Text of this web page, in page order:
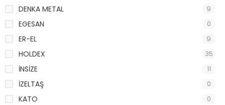
DENKA METAL 9
EGESAN 0
ER-EL 9
HOLDEX 35
İNSİZE 11
İZELTAŞ 0
KATO 0